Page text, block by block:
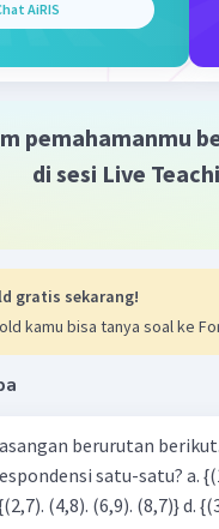
AiRIS
pemahamanmu
di sesi Live
gratis sekarang!
kamu bisa tanya soal ke
berurutan
3), (3, 4).